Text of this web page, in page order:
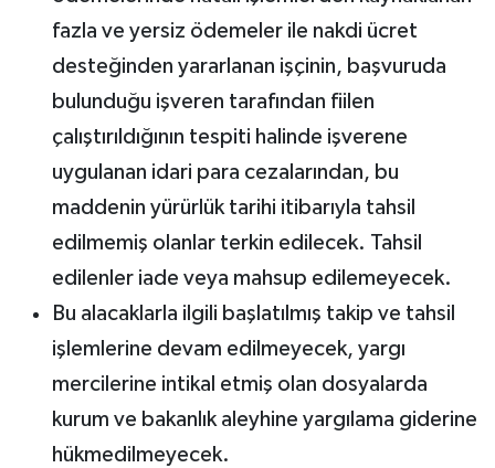
fazla ve yersiz ödemeler ile nakdi ücret
desteğinden yararlanan işçinin, başvuruda
bulunduğu işveren tarafından fiilen
çalıştırıldığının tespiti halinde işverene
uygulanan idari para cezalarından, bu
maddenin yürürlük tarihi itibarıyla tahsil
edilmemiş olanlar terkin edilecek. Tahsil
edilenler iade veya mahsup edilemeyecek.
Bu alacaklarla ilgili başlatılmış takip ve tahsil
işlemlerine devam edilmeyecek, yargı
mercilerine intikal etmiş olan dosyalarda
kurum ve bakanlık aleyhine yargılama giderine
hükmedilmeyecek.